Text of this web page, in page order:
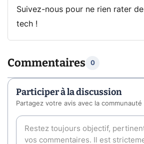
Suivez-nous pour ne rien rater
tech !
Commentaires 0
Participer à la discussion
Partagez votre avis avec la communauté